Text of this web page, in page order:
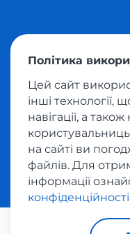
магазинів світу
Умови
Політика
Цей сайт
інші технології,
навігації, а
на сайті ви
файлів. Для
інформації
конфіденційності